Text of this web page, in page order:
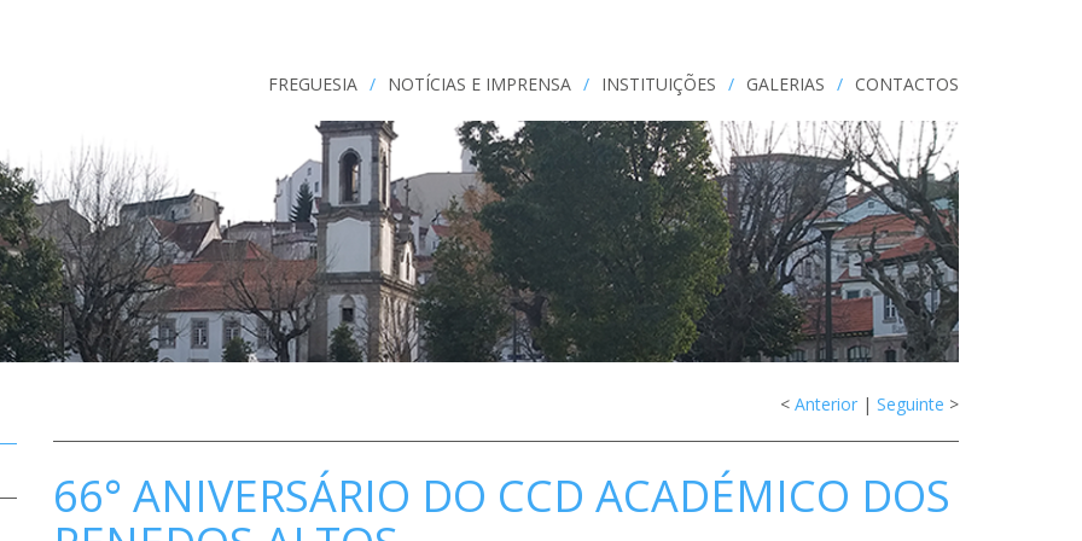
FREGUESIA / NOTÍCIAS E IMPRENSA / INSTITUIÇÕES / GALERIAS / CONTACTOS
< Anterior | Seguinte >
66° ANIVERSÁRIO DO CCD ACADÉMICO DOS